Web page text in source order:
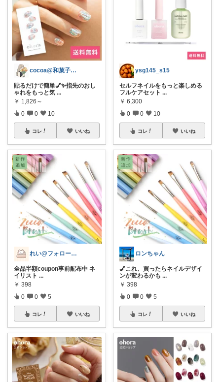
cocoa@和菓子大好き
貼るだけで簡単💅✨指先のおし
ゃれをもっと気 ...
￥ 1,826～
0 0 10
コレ いいね
れい@フォロー＆経由購入感謝です♪
全品半額coupon事前配布中 ネ
イリスト ...
￥ 398
0 0 5
コレ いいね
ysg145_s15
セルフネイルをもっと楽しめる
フルケアセット ...
￥ 6,300
0 0 10
コレ いいね
ロンちゃん
💅これ、買ったらネイルデザイ
ンが変わるかも ...
￥ 398
0 0 5
コレ いいね